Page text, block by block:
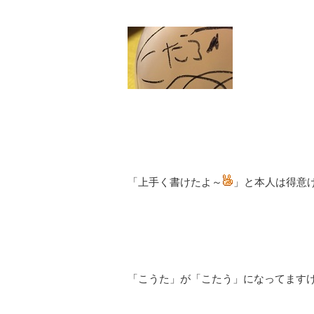
「上手く書けたよ～ 」と本人は得意
「こうた」が「こたう」になってます